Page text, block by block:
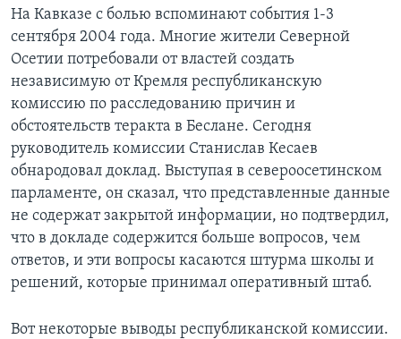
НЬЮ-ЙОРК NEW YORK
АМЕРИКА. БОЛЬШОЕ ПУТЕШЕСТВИЕ
ТЕСТЫ
ВИДЕО
ПОДПИСКА НА НОВОСТИ
Learning English
СОЦИАЛЬНЫЕ СЕТИ
Языки
На Кавказе с болью вспоминают события 1-3
сентября 2004 года. Многие жители Северной
Осетии потребовали от властей создать
независимую от Кремля республиканскую
комиссию по расследованию причин и
обстоятельств теракта в Беслане. Сегодня
руководитель комиссии Станислав Кесаев
обнародовал доклад. Выступая в североосетинском
парламенте, он сказал, что представленные данные
не содержат закрытой информации, но подтвердил,
что в докладе содержится больше вопросов, чем
ответов, и эти вопросы касаются штурма школы и
решений, которые принимал оперативный штаб.
Вот некоторые выводы республиканской комиссии.